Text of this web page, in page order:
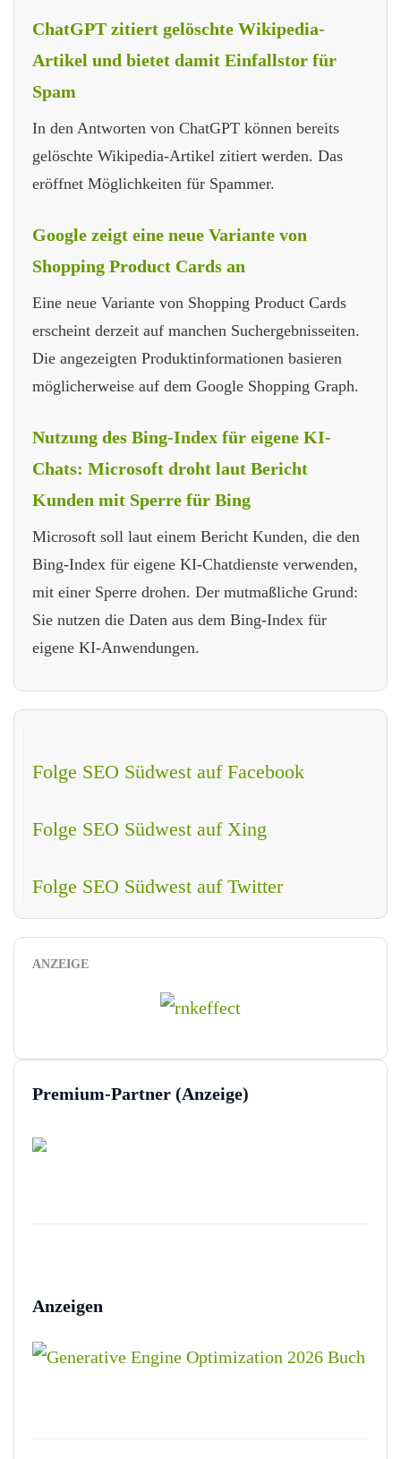
ChatGPT zitiert gelöschte Wikipedia-
Artikel und bietet damit Einfallstor für
Spam
In den Antworten von ChatGPT können bereits
gelöschte Wikipedia-Artikel zitiert werden. Das
eröffnet Möglichkeiten für Spammer.
Google zeigt eine neue Variante von
Shopping Product Cards an
Eine neue Variante von Shopping Product Cards
erscheint derzeit auf manchen Suchergebnisseiten.
Die angezeigten Produktinformationen basieren
möglicherweise auf dem Google Shopping Graph.
Nutzung des Bing-Index für eigene KI-
Chats: Microsoft droht laut Bericht
Kunden mit Sperre für Bing
Microsoft soll laut einem Bericht Kunden, die den
Bing-Index für eigene KI-Chatdienste verwenden,
mit einer Sperre drohen. Der mutmaßliche Grund:
Sie nutzen die Daten aus dem Bing-Index für
eigene KI-Anwendungen.
Folge SEO Südwest auf Facebook
Folge SEO Südwest auf Xing
Folge SEO Südwest auf Twitter
ANZEIGE
Premium-Partner (Anzeige)
Anzeigen